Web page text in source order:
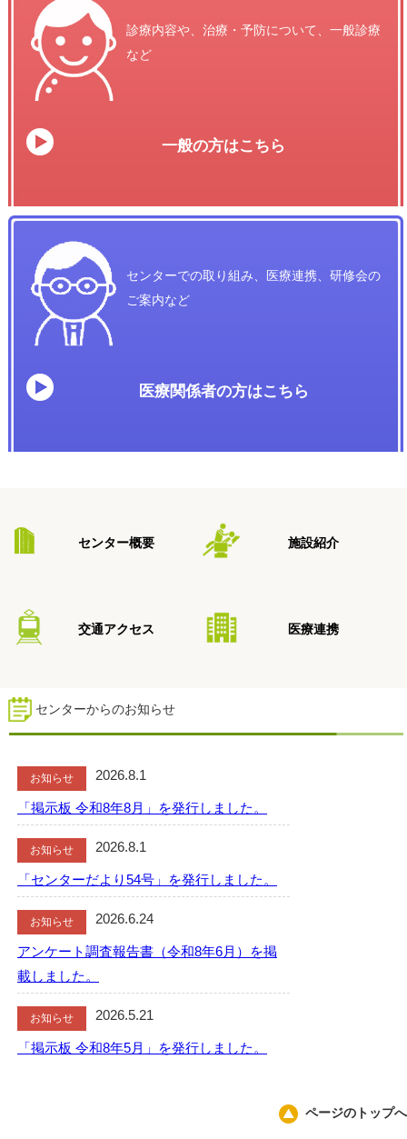
診療内容や、治療・予防について、一般診療
など
一般の方はこちら
センターでの取り組み、医療連携、研修会の
ご案内など
医療関係者の方はこちら
センター概要 施設紹介
交通アクセス 医療連携
センターからのお知らせ
お知らせ 2026.8.1
「掲示板 令和8年8月」を発行しました。
お知らせ 2026.8.1
「センターだより54号」を発行しました。
お知らせ 2026.6.24
アンケート調査報告書（令和8年6月）を掲
載しました。
お知らせ 2026.5.21
「掲示板 令和8年5月」を発行しました。
ページのトップへ